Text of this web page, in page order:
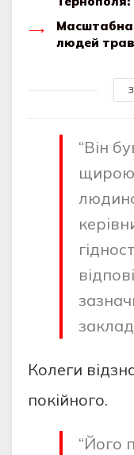
Масштабна
людей
“Він
Колеги
покійного.
“Його